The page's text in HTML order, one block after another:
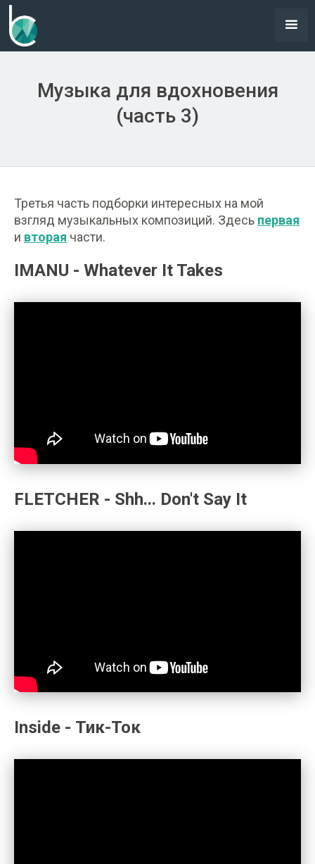
Музыка для вдохновения
(часть 3)
Третья часть подборки интересных на мой
взгляд музыкальных композиций. Здесь первая
и вторая части.
IMANU - Whatever It Takes
FLETCHER - Shh... Don't Say It
Inside - Тик-Ток